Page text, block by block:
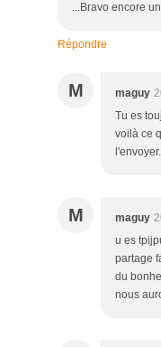
...Bravo encore
Répondre
M maguy
Tu es
voilà ce
M maguy
u es
partage
du
nous